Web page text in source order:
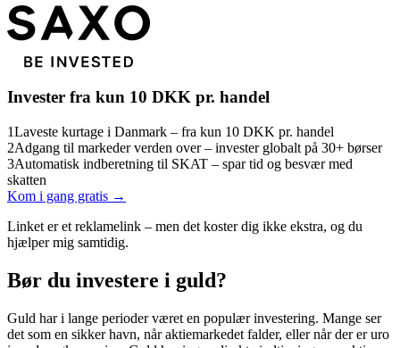
Invester fra kun 10 DKK pr. handel
1Laveste kurtage i Danmark – fra kun 10 DKK pr. handel
2Adgang til markeder verden over – invester globalt på 30+ børser
3Automatisk indberetning til SKAT – spar tid og besvær med
skatten
Kom i gang gratis →
Linket er et reklamelink – men det koster dig ikke ekstra, og du
hjælper mig samtidig.
Bør du investere i guld?
Guld har i lange perioder været en populær investering. Mange ser
det som en sikker havn, når aktiemarkedet falder, eller når der er uro